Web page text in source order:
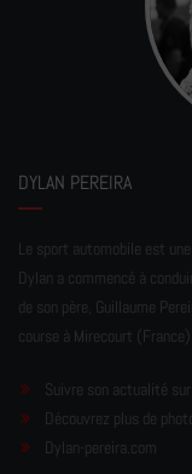
DYLAN PEREIRA
Le sport automobile est
Dylan a commencé à
de son père, Guillaume
course à Mirecourt
Suivre son actualité
Découvrez plus de
Dylan-pereira.com